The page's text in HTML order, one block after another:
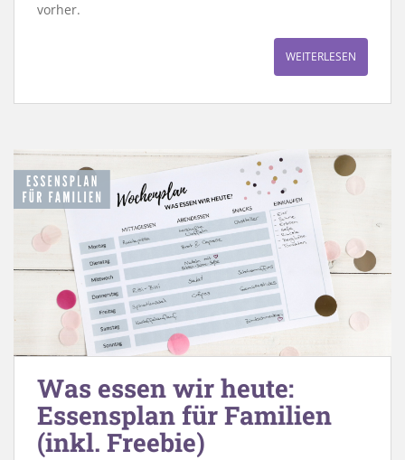
vorher.
WEITERLESEN
Was essen wir heute:
Essensplan für Familien
(inkl. Freebie)